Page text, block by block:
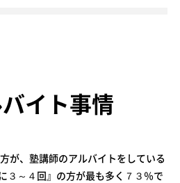
イト事情
が、塾講師のアルバイトをしている
３～４回』の方が最も多く７３％で